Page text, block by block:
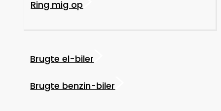
Ring mig op
Brugte el-biler
Brugte benzin-biler